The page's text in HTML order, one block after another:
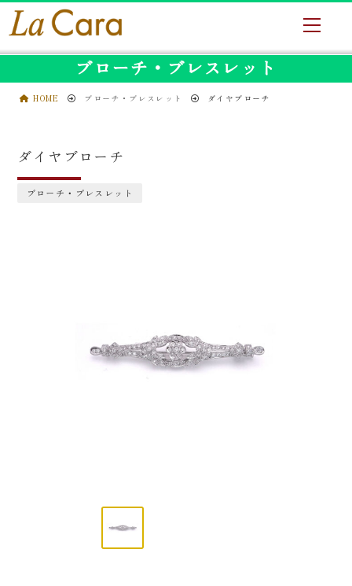
ブローチ・ブレスレット
HOME ブローチ・ブレスレット ダイヤブローチ
ダイヤブローチ
ブローチ・ブレスレット